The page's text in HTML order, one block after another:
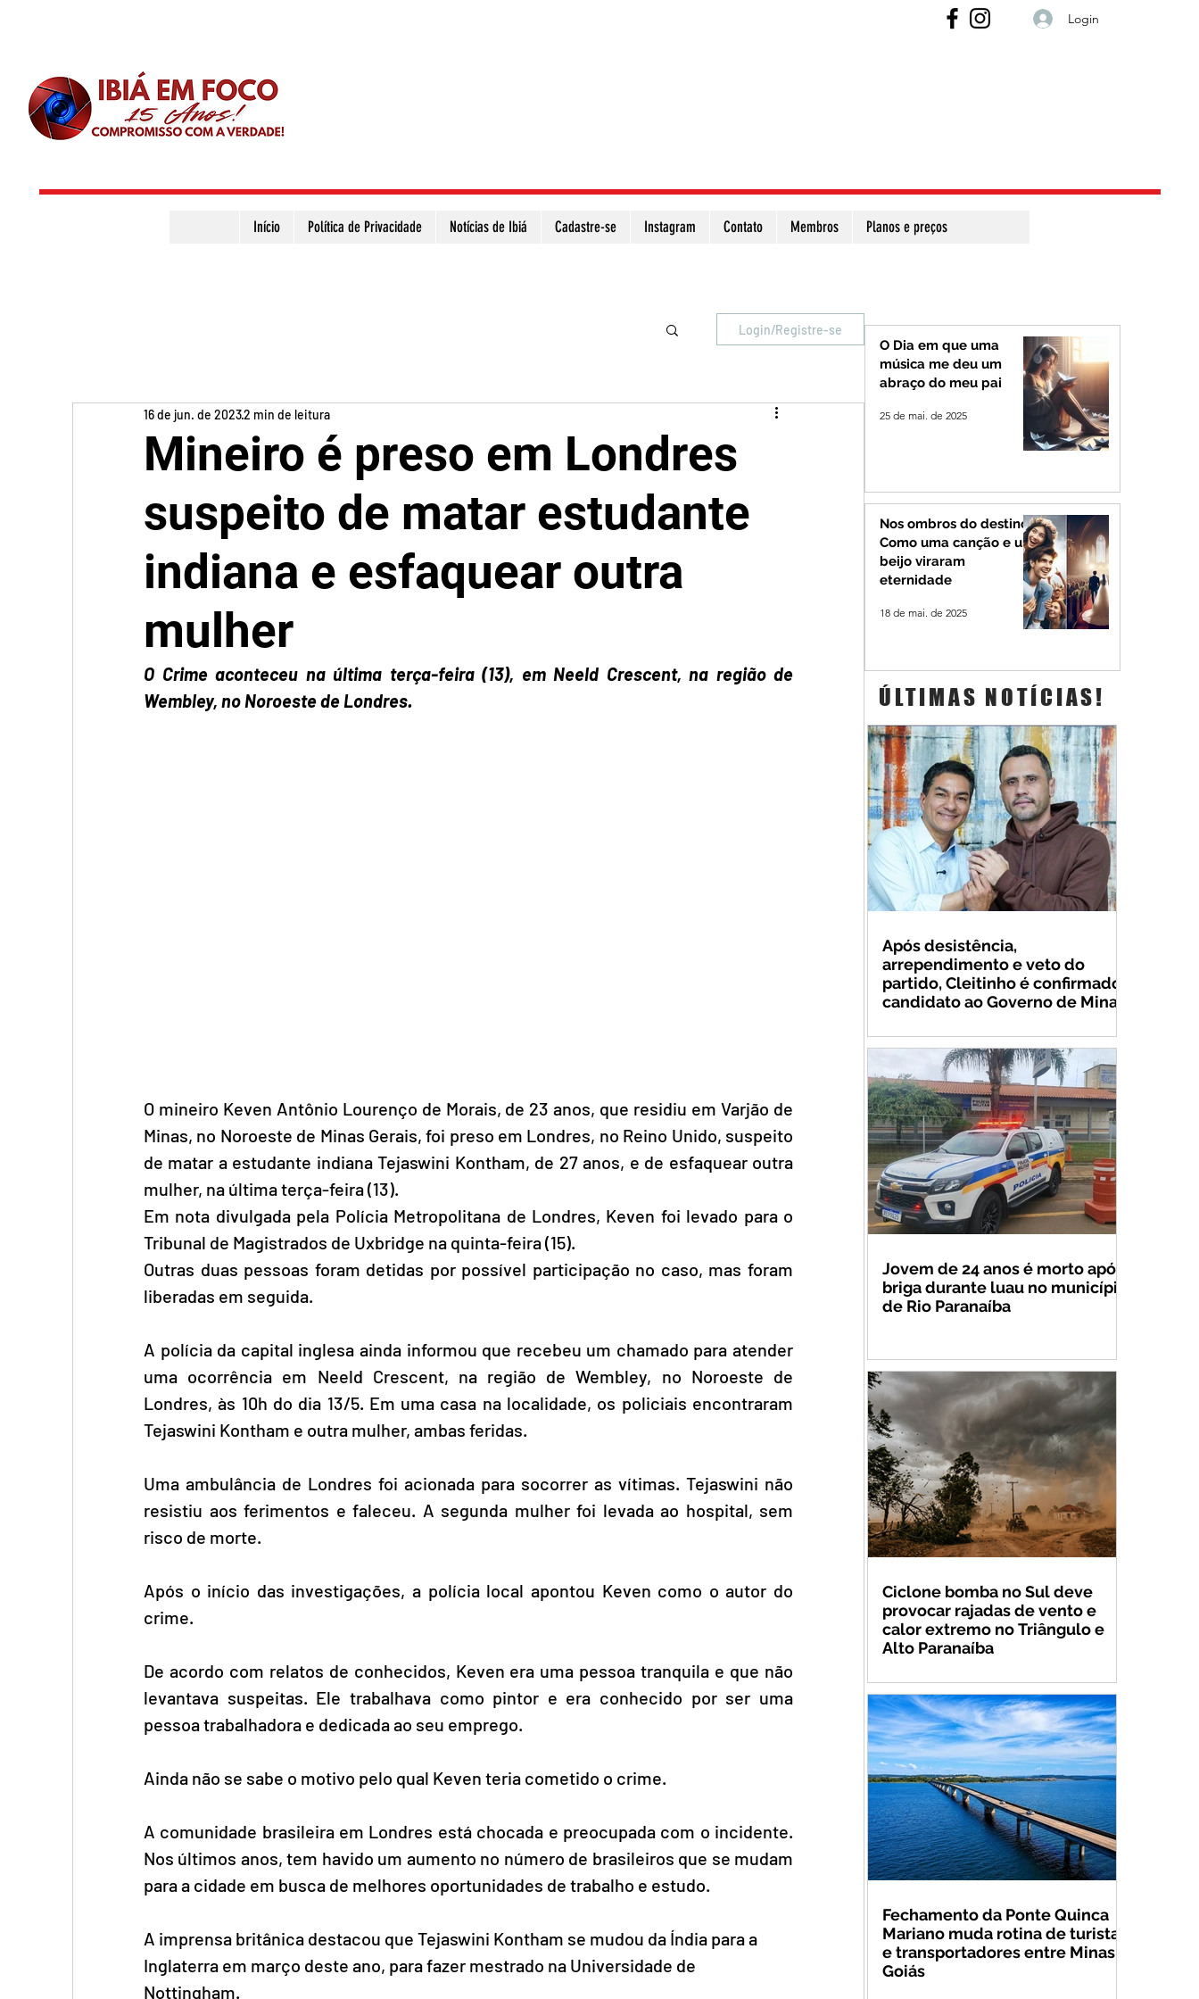
Login
Início Política de Privacidade Notícias de Ibiá Cadastre-se Instagram Contato Membros Planos e preços
Login/Registre-se
Mineiro é preso em Londres
suspeito de matar estudante
indiana e esfaquear outra
mulher
16 de jun. de 20232 min de leitura
O Crime aconteceu na última terça-feira (13), em Neeld Crescent, na região de
Wembley, no Noroeste de Londres.
O mineiro Keven Antônio Lourenço de Morais, de 23 anos, que residiu em Varjão de
Minas, no Noroeste de Minas Gerais, foi preso em Londres, no Reino Unido, suspeito
de matar a estudante indiana Tejaswini Kontham, de 27 anos, e de esfaquear outra
mulher, na última terça-feira (13).
Em nota divulgada pela Polícia Metropolitana de Londres, Keven foi levado para o
Tribunal de Magistrados de Uxbridge na quinta-feira (15).
Outras duas pessoas foram detidas por possível participação no caso, mas foram
liberadas em seguida.
A polícia da capital inglesa ainda informou que recebeu um chamado para atender
uma ocorrência em Neeld Crescent, na região de Wembley, no Noroeste de
Londres, às 10h do dia 13/5. Em uma casa na localidade, os policiais encontraram
Tejaswini Kontham e outra mulher, ambas feridas.
Uma ambulância de Londres foi acionada para socorrer as vítimas. Tejaswini não
resistiu aos ferimentos e faleceu. A segunda mulher foi levada ao hospital, sem
risco de morte.
Após o início das investigações, a polícia local apontou Keven como o autor do
crime.
De acordo com relatos de conhecidos, Keven era uma pessoa tranquila e que não
levantava suspeitas. Ele trabalhava como pintor e era conhecido por ser uma
pessoa trabalhadora e dedicada ao seu emprego.
Ainda não se sabe o motivo pelo qual Keven teria cometido o crime.
A comunidade brasileira em Londres está chocada e preocupada com o incidente.
Nos últimos anos, tem havido um aumento no número de brasileiros que se mudam
para a cidade em busca de melhores oportunidades de trabalho e estudo.
A imprensa britânica destacou que Tejaswini Kontham se mudou da Índia para a
Inglaterra em março deste ano, para fazer mestrado na Universidade de
Nottingham.
O Dia em que uma
música me deu um
abraço do meu pai
25 de mai. de 2025
Nos ombros do destino:
Como uma canção e um
beijo viraram
eternidade
18 de mai. de 2025
ÚLTIMAS NOTÍCIAS!
Após desistência,
arrependimento e veto do
partido, Cleitinho é confirmado
candidato ao Governo de Minas
Jovem de 24 anos é morto após
briga durante luau no município
de Rio Paranaíba
Ciclone bomba no Sul deve
provocar rajadas de vento e
calor extremo no Triângulo e
Alto Paranaíba
Fechamento da Ponte Quinca
Mariano muda rotina de turistas
e transportadores entre Minas e
Goiás